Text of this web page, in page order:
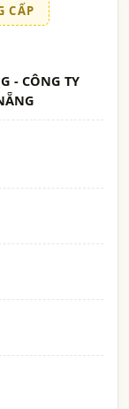
CẤP
- CÔNG TY